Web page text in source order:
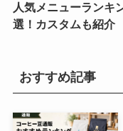
人気メニューランキ
選！カスタムも紹介
おすすめ記事